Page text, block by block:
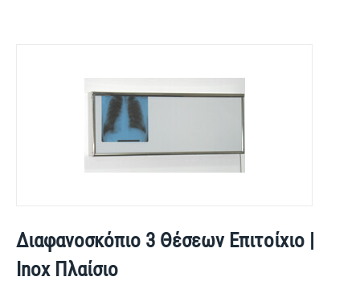
Διαφανοσκόπιο 3 Θέσεων Επιτοίχιο |
Inox Πλαίσιο